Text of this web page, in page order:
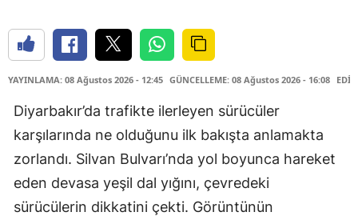
YAYINLAMA: 08 Ağustos 2026 - 12:45 GÜNCELLEME: 08 Ağustos 2026 - 16:08
Diyarbakır’da trafikte ilerleyen sürücüler
karşılarında ne olduğunu ilk bakışta anlamakta
zorlandı. Silvan Bulvarı’nda yol boyunca hareket
eden devasa yeşil dal yığını, çevredeki
sürücülerin dikkatini çekti. Görüntünün